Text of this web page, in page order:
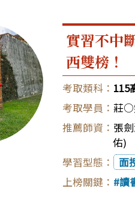
實習不中
西雙榜！
115
莊○
張
佑)
面
讀